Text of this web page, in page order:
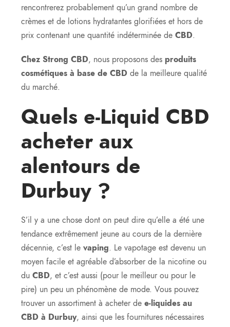
rencontrerez probablement qu’un grand nombre de
crèmes et de lotions hydratantes glorifiées et hors de
prix contenant une quantité indéterminée de CBD.
Chez Strong CBD, nous proposons des produits
cosmétiques à base de CBD de la meilleure qualité
du marché.
Quels e-Liquid CBD
acheter aux
alentours de
Durbuy ?
S’il y a une chose dont on peut dire qu’elle a été une
tendance extrêmement jeune au cours de la dernière
décennie, c’est le vaping. Le vapotage est devenu un
moyen facile et agréable d’absorber de la nicotine ou
du CBD, et c’est aussi (pour le meilleur ou pour le
pire) un peu un phénomène de mode. Vous pouvez
trouver un assortiment à acheter de e-liquides au
CBD à Durbuy, ainsi que les fournitures nécessaires